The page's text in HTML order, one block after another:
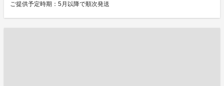
ご提供予定時期：5月以降で順次発送